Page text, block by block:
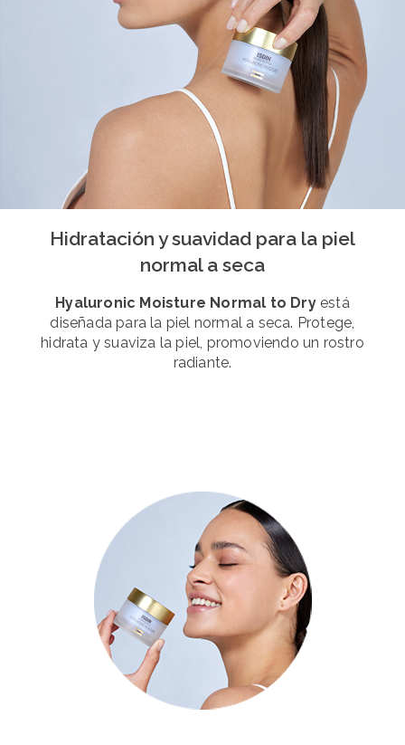
Hidratación y suavidad para la piel
normal a seca
Hyaluronic Moisture Normal to Dry está
diseñada para la piel normal a seca. Protege,
hidrata y suaviza la piel, promoviendo un rostro
radiante.